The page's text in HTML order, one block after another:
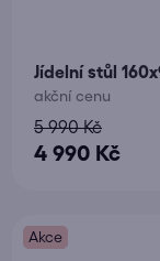
Jídelní stůl
akční cenu
4 990 Kč
5 990 Kč
Akce